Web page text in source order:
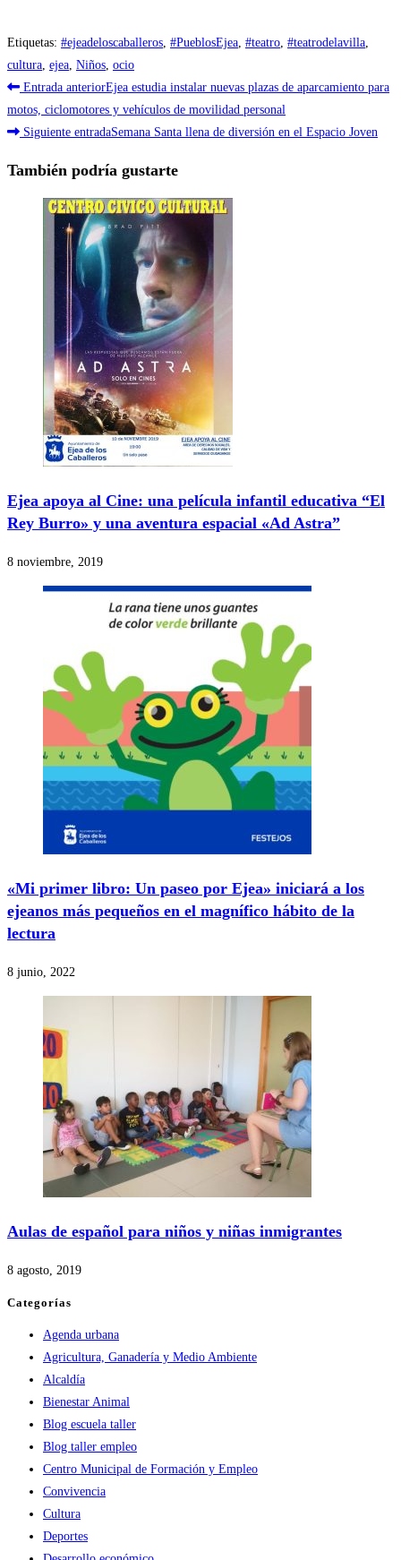
Etiquetas: #ejeadeloscaballeros #PueblosEjea #teatro #teatrodelavilla
cultura ejea Niños ocio
Leer
más
artículos
Entrada anteriorEjea estudia instalar nuevas plazas de aparcamiento para
motos, ciclomotores y vehículos de movilidad personal
Siguiente entradaSemana Santa llena de diversión en el Espacio Joven
También podría gustarte
Ejea apoya al Cine: una película infantil educativa “El
Rey Burro» y una aventura espacial «Ad Astra”
8 noviembre, 2019
«Mi primer libro: Un paseo por Ejea» iniciará a los
ejeanos más pequeños en el magnífico hábito de la
lectura
8 junio, 2022
Aulas de español para niños y niñas inmigrantes
8 agosto, 2019
Categorías
Agenda urbana
Agricultura, Ganadería y Medio Ambiente
Alcaldía
Bienestar Animal
Blog escuela taller
Blog taller empleo
Centro Municipal de Formación y Empleo
Convivencia
Cultura
Deportes